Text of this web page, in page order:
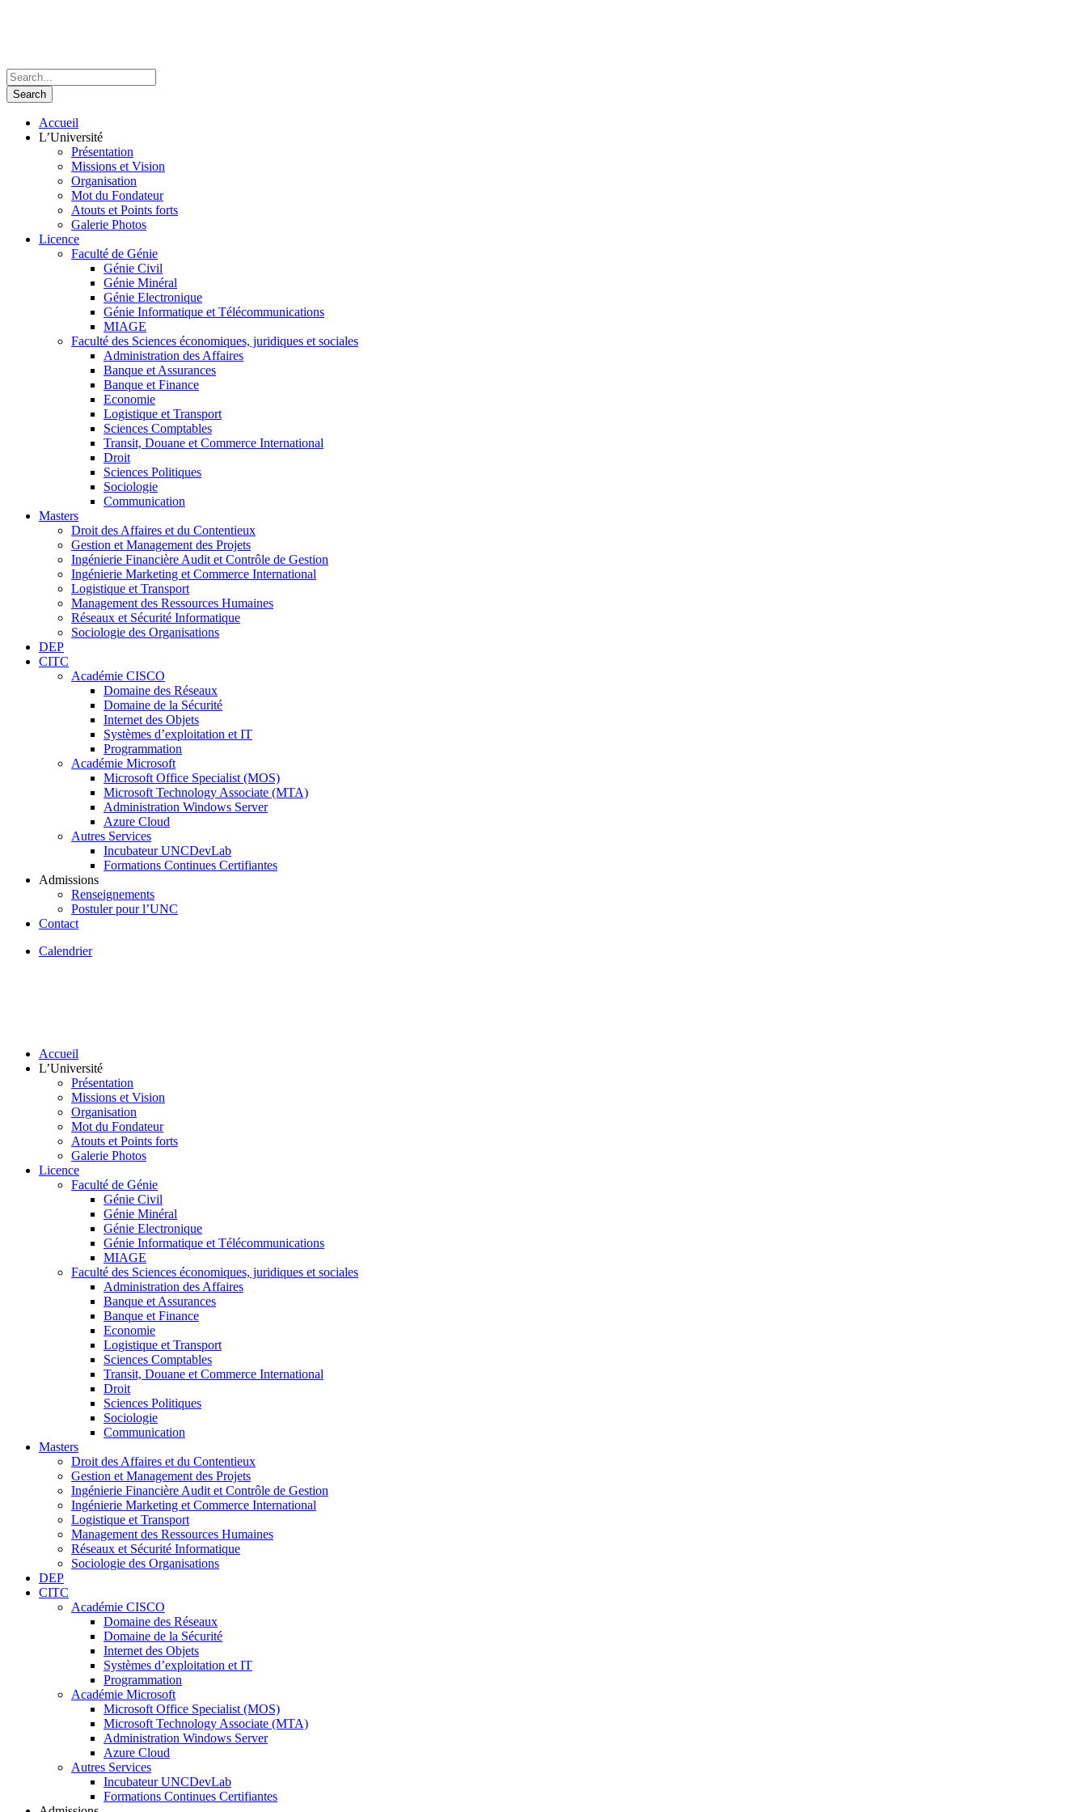
Accueil
L’Université
Présentation
Missions et Vision
Organisation
Mot du Fondateur
Atouts et Points forts
Galerie Photos
Licence
Faculté de Génie
Génie Civil
Génie Minéral
Génie Electronique
Génie Informatique et Télécommunications
MIAGE
Faculté des Sciences économiques, juridiques et sociales
Administration des Affaires
Banque et Assurances
Banque et Finance
Economie
Logistique et Transport
Sciences Comptables
Transit, Douane et Commerce International
Droit
Sciences Politiques
Sociologie
Communication
Masters
Droit des Affaires et du Contentieux
Gestion et Management des Projets
Ingénierie Financière Audit et Contrôle de Gestion
Ingénierie Marketing et Commerce International
Logistique et Transport
Management des Ressources Humaines
Réseaux et Sécurité Informatique
Sociologie des Organisations
DEP
CITC
Académie CISCO
Domaine des Réseaux
Domaine de la Sécurité
Internet des Objets
Systèmes d’exploitation et IT
Programmation
Académie Microsoft
Microsoft Office Specialist (MOS)
Microsoft Technology Associate (MTA)
Administration Windows Server
Azure Cloud
Autres Services
Incubateur UNCDevLab
Formations Continues Certifiantes
Admissions
Renseignements
Postuler pour l’UNC
Contact
Calendrier
Accueil
L’Université
Présentation
Missions et Vision
Organisation
Mot du Fondateur
Atouts et Points forts
Galerie Photos
Licence
Faculté de Génie
Génie Civil
Génie Minéral
Génie Electronique
Génie Informatique et Télécommunications
MIAGE
Faculté des Sciences économiques, juridiques et sociales
Administration des Affaires
Banque et Assurances
Banque et Finance
Economie
Logistique et Transport
Sciences Comptables
Transit, Douane et Commerce International
Droit
Sciences Politiques
Sociologie
Communication
Masters
Droit des Affaires et du Contentieux
Gestion et Management des Projets
Ingénierie Financière Audit et Contrôle de Gestion
Ingénierie Marketing et Commerce International
Logistique et Transport
Management des Ressources Humaines
Réseaux et Sécurité Informatique
Sociologie des Organisations
DEP
CITC
Académie CISCO
Domaine des Réseaux
Domaine de la Sécurité
Internet des Objets
Systèmes d’exploitation et IT
Programmation
Académie Microsoft
Microsoft Office Specialist (MOS)
Microsoft Technology Associate (MTA)
Administration Windows Server
Azure Cloud
Autres Services
Incubateur UNCDevLab
Formations Continues Certifiantes